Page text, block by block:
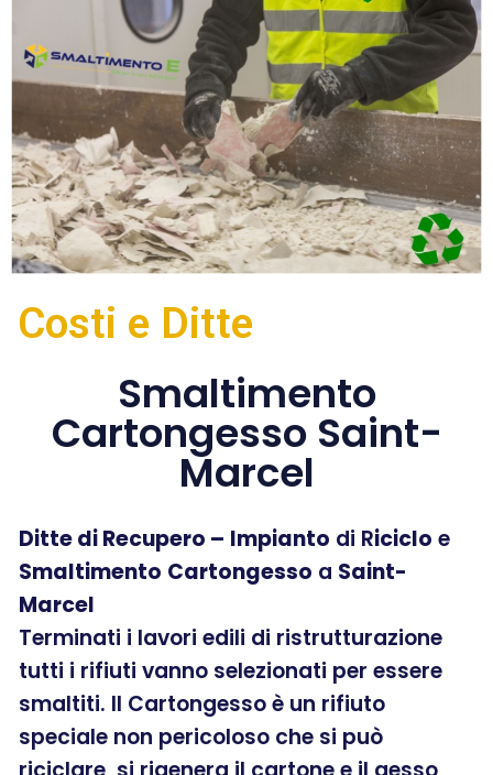
Costi e Ditte
Smaltimento
Cartongesso Saint-
Marcel
Ditte di Recupero – Impianto di Riciclo e
Smaltimento Cartongesso a Saint-
Marcel
Terminati i lavori edili di ristrutturazione
tutti i rifiuti vanno selezionati per essere
smaltiti. Il Cartongesso è un rifiuto
speciale non pericoloso che si può